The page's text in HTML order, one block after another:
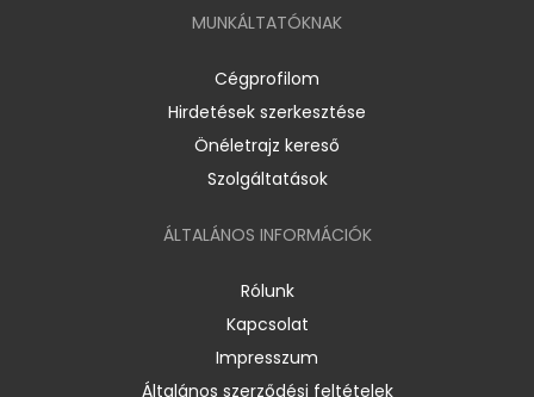
MUNKÁLTATÓKNAK
Cégprofilom
Hirdetések szerkesztése
Önéletrajz kereső
Szolgáltatások
ÁLTALÁNOS INFORMÁCIÓK
Rólunk
Kapcsolat
Impresszum
Általános szerződési feltételek